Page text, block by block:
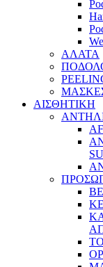
ΑΛΑΤΑ
ΑΙΣΘΗΤΙΚΗ